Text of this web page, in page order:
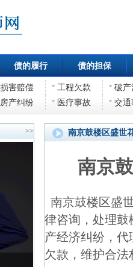
债的履行 债的担保
损害赔偿 工程欠款
破产
房产纠纷 医疗事故 交通
>> 南京鼓楼区盛世
南京
南京鼓楼区盛
律咨询，处理鼓
产经济纠纷，
欠款，维护合法